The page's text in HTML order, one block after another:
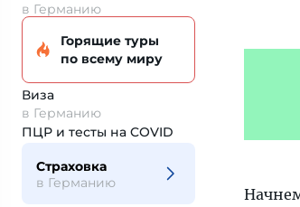
в Германию
Горящие туры
по всему миру
Виза
в Германию
ПЦР и тесты на COVID
Страховка
в Германию